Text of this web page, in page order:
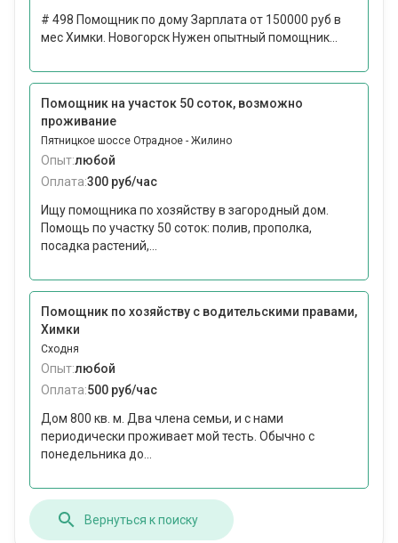
# 498 Помощник по дому Зарплата от 150000 руб в
мес Химки. Новогорск Нужен опытный помощник...
Помощник на участок 50 соток, возможно
проживание
Пятницкое шоссе Отрадное - Жилино
Опыт:любой
Оплата:300 руб/час
Ищу помощника по хозяйству в загородный дом.
Помощь по участку 50 соток: полив, прополка,
посадка растений,...
Помощник по хозяйству с водительскими правами,
Химки
Сходня
Опыт:любой
Оплата:500 руб/час
Дом 800 кв. м. Два члена семьи, и с нами
периодически проживает мой тесть. Обычно с
понедельника до...
Вернуться к поиску